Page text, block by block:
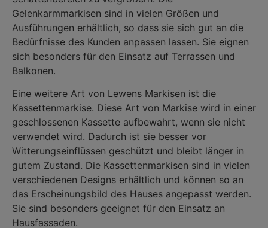
Gelenkarmmarkisen sind in vielen Größen und
Ausführungen erhältlich, so dass sie sich gut an die
Bedürfnisse des Kunden anpassen lassen. Sie eignen
sich besonders für den Einsatz auf Terrassen und
Balkonen.
Eine weitere Art von Lewens Markisen ist die
Kassettenmarkise. Diese Art von Markise wird in einer
geschlossenen Kassette aufbewahrt, wenn sie nicht
verwendet wird. Dadurch ist sie besser vor
Witterungseinflüssen geschützt und bleibt länger in
gutem Zustand. Die Kassettenmarkisen sind in vielen
verschiedenen Designs erhältlich und können so an
das Erscheinungsbild des Hauses angepasst werden.
Sie sind besonders geeignet für den Einsatz an
Hausfassaden.